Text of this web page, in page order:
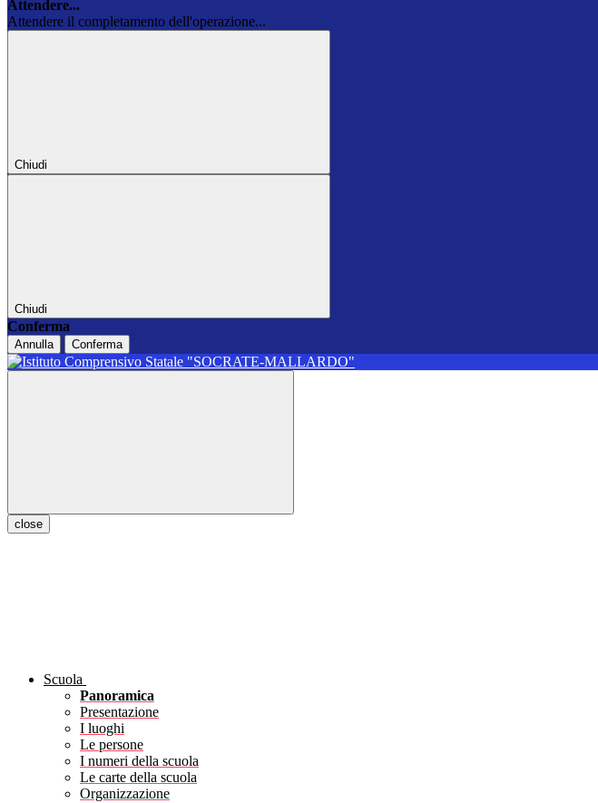
Attendere...
Attendere il completamento dell'operazione...
Chiudi
Chiudi
Conferma
Annulla Conferma
close
Scuola
Panoramica
Presentazione
I luoghi
Le persone
I numeri della scuola
Le carte della scuola
Organizzazione